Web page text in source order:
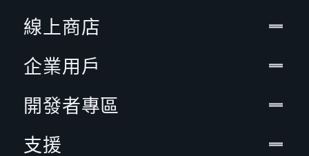
線上商店
企業用戶
開發者專區
支援